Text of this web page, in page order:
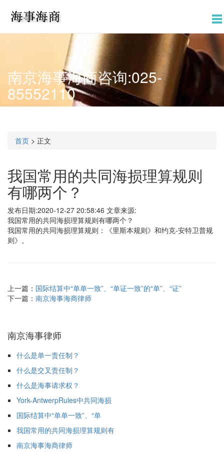
南京海事海商咨询:025-
85552110
首页 > 正文
我国常用的共同海损理算规则
有哪两个？
发布日期:2020-12-27 20:58:46 文章来源:
我国常用的共同海损理算规则有哪两个？
我国常用的共同海损理算规则：《里斯本规则》和约克-安特卫普规
则》。
上一篇： 国际结算中“单单一致”、“单证一致”的“单”、“证”
下一篇： 南京海事海商律师
南京海事律师
什么是单一责任制？
什么是交叉责任制？
什么是海事请求权？
York-AntwerpRules中共同海损
国际结算中“单单一致”、“单
我国常用的共同海损理算规则有
南京海事海商律师